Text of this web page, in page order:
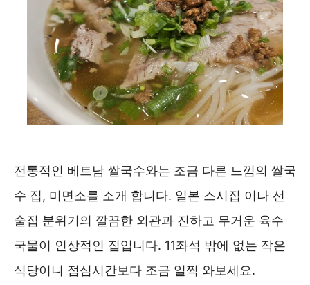
전통적인 베트남 쌀국수와는 조금 다른 느낌의 쌀국
수 집, 미면소를 소개 합니다. 일본 스시집 이나 선
술집 분위기의 깔끔한 외관과 진하고 무거운 육수
국물이 인상적인 집입니다. 11좌석 밖에 없는 작은
식당이니 점심시간보다 조금 일찍 와보세요.